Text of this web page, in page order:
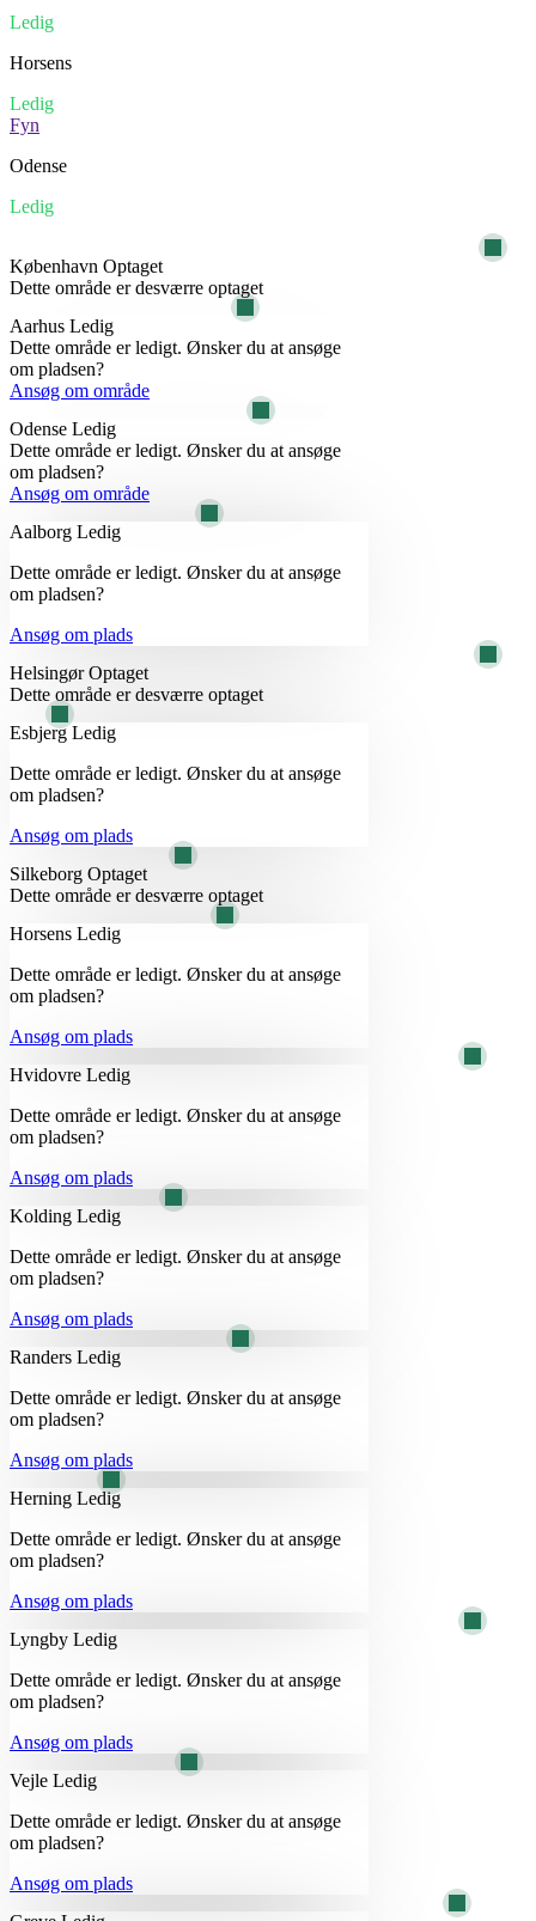
Ledig
Horsens
Ledig
Fyn
Odense
Ledig
København Optaget
Dette område er desværre optaget
Aarhus Ledig
Dette område er ledigt. Ønsker du at ansøge
om pladsen?
Ansøg om område
Odense Ledig
Dette område er ledigt. Ønsker du at ansøge
om pladsen?
Ansøg om område
Aalborg Ledig
Dette område er ledigt. Ønsker du at ansøge
om pladsen?
Ansøg om plads
HelsingørOptaget
Dette område er desværre optaget
EsbjergLedig
Dette område er ledigt. Ønsker du at ansøge
om pladsen?
Ansøg om plads
Silkeborg Optaget
Dette område er desværre optaget
Horsens Ledig
Dette område er ledigt. Ønsker du at ansøge
om pladsen?
Ansøg om plads
Hvidovre Ledig
Dette område er ledigt. Ønsker du at ansøge
om pladsen?
Ansøg om plads
Kolding Ledig
Dette område er ledigt. Ønsker du at ansøge
om pladsen?
Ansøg om plads
Randers Ledig
Dette område er ledigt. Ønsker du at ansøge
om pladsen?
Ansøg om plads
Herning Ledig
Dette område er ledigt. Ønsker du at ansøge
om pladsen?
Ansøg om plads
Lyngby Ledig
Dette område er ledigt. Ønsker du at ansøge
om pladsen?
Ansøg om plads
Vejle Ledig
Dette område er ledigt. Ønsker du at ansøge
om pladsen?
Ansøg om plads